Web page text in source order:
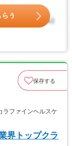
保存する
ファインヘルスケ
界トップクラ